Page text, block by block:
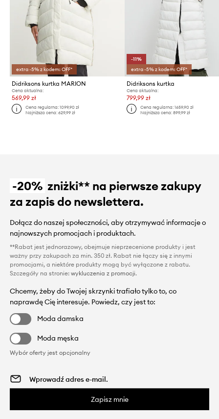
extra -5% z kodem: OFF*
Didriksons kurtka MARION
Cena aktualna:
569,99 zł
Cena regularna:1099,90 zł
Najniższa cena:629,99 zł
-11%
extra -5% z kodem: OFF*
Didriksons kurtka
Cena aktualna:
799,99 zł
Cena regularna: 1659,90 zł
Najniższa cena: 899,99 zł
-20% zniżki** na pierwsze zakupy
za zapis do newslettera.
Dołącz do naszej społeczności, aby otrzymywać informacje o
najnowszych promocjach i produktach.
**Rabat jest jednorazowy, obejmuje nieprzecenione produkty i jest
ważny przy zakupach za min. 350 zł. Rabat nie łączy się z innymi
promocjami, a niektóre produkty mogą być wyłączone z rabatu.
Szczegóły na stronie: wykluczenia z promocji.
Chcemy, żeby do Twojej skrzynki trafiało tylko to, co
naprawdę Cię interesuje. Powiedz, czy jest to:
Moda damska
Moda męska
Wybór oferty jest opcjonalny
Zapisz mnie